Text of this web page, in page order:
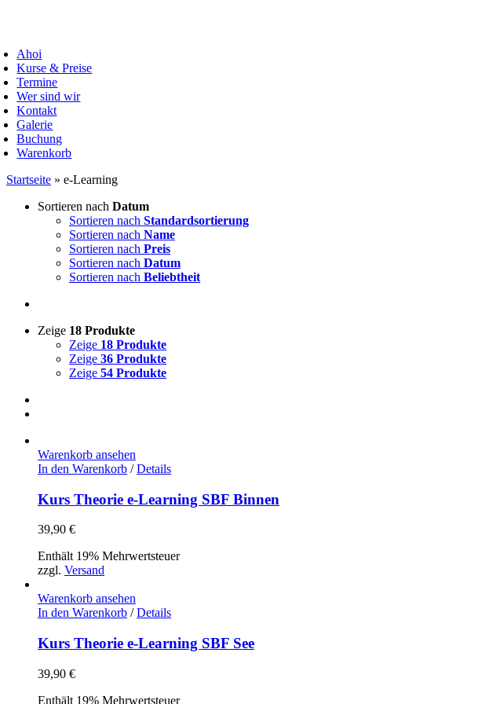
Ahoi
Kurse & Preise
Termine
Wer sind wir
Kontakt
Galerie
Buchung
Warenkorb
Startseite » e-Learning
Sortieren nach Datum
Sortieren nach Standardsortierung
Sortieren nach Name
Sortieren nach Preis
Sortieren nach Datum
Sortieren nach Beliebtheit
Zeige 18 Produkte
Zeige 18 Produkte
Zeige 36 Produkte
Zeige 54 Produkte
Warenkorb ansehen
In den Warenkorb / Details
Kurs Theorie e-Learning SBF Binnen
39,90 €
Enthält 19% Mehrwertsteuer
zzgl. Versand
Warenkorb ansehen
In den Warenkorb / Details
Kurs Theorie e-Learning SBF See
39,90 €
Enthält 19% Mehrwertsteuer